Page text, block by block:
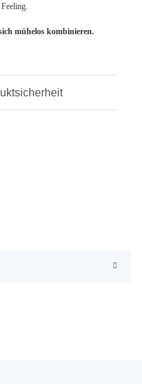
mühelos kombinieren.